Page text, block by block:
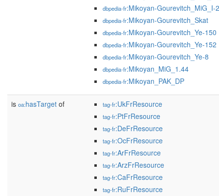
dbpedia-fr:Mikoyan-Gourevitch_MiG_I-
dbpedia-fr:Mikoyan-Gourevitch_Skat
dbpedia-fr:Mikoyan-Gourevitch_Ye-150
dbpedia-fr:Mikoyan-Gourevitch_Ye-152
dbpedia-fr:Mikoyan-Gourevitch_Ye-8
dbpedia-fr:Mikoyan_MiG_1.44
dbpedia-fr:Mikoyan_PAK_DP
is oa:hasTarget of tag-fr:UkFrResource
tag-fr:PtFrResource
tag-fr:DeFrResource
tag-fr:OcFrResource
tag-fr:ArFrResource
tag-fr:ArzFrResource
tag-fr:CaFrResource
tag-fr:RuFrResource